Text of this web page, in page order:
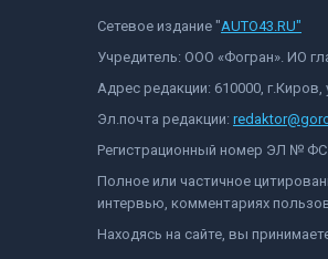
Сетевое издание "AUTO43.RU"
Учредитель: ООО «Фогран». ИО
Адрес редакции: 610000,
Эл.почта редакции:
Регистрационный номер ЭЛ № ФС
Полное или частичное
интервью, комментариях
Находясь на сайте, вы